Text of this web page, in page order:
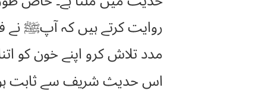
روایت کرتے ہیں کہ آپﷺ
مدد تلاش کرو اپنے خون کو
اس حدیث شریف سے ثابت